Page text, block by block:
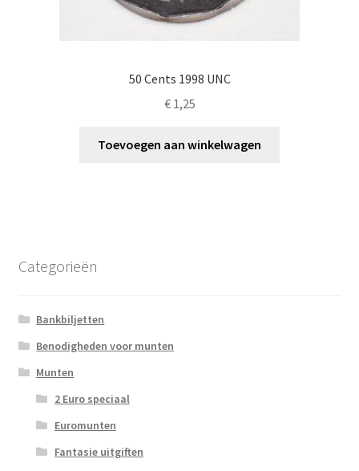
50 Cents 1998 UNC
€1,25
Toevoegen aan winkelwagen
Categorieën
Bankbiljetten
Benodigheden voor munten
Munten
2 Euro speciaal
Euromunten
Fantasie uitgiften